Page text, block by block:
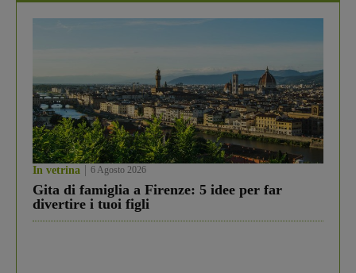
In vetrina 6 Agosto 2026
Gita di famiglia a Firenze: 5 idee per far
divertire i tuoi figli